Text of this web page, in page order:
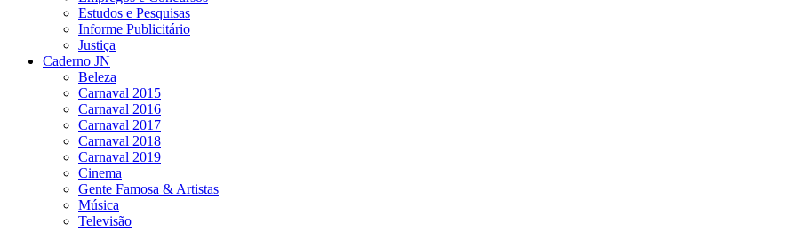
Estudos e Pesquisas
Informe Publicitário
Justiça
Caderno JN
Beleza
Carnaval 2015
Carnaval 2016
Carnaval 2017
Carnaval 2018
Carnaval 2019
Cinema
Gente Famosa & Artistas
Música
Televisão